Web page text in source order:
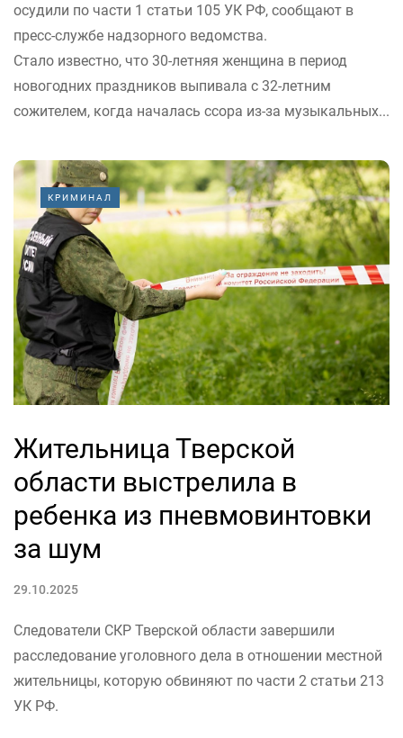
осудили по части 1 статьи 105 УК РФ, сообщают в
пресс-службе надзорного ведомства.
Стало известно, что 30-летняя женщина в период
новогодних праздников выпивала с 32-летним
сожителем, когда началась ссора из-за музыкальных...
КРИМИНАЛ
Жительница Тверской
области выстрелила в
ребенка из пневмовинтовки
за шум
29.10.2025
Следователи СКР Тверской области завершили
расследование уголовного дела в отношении местной
жительницы, которую обвиняют по части 2 статьи 213
УК РФ.